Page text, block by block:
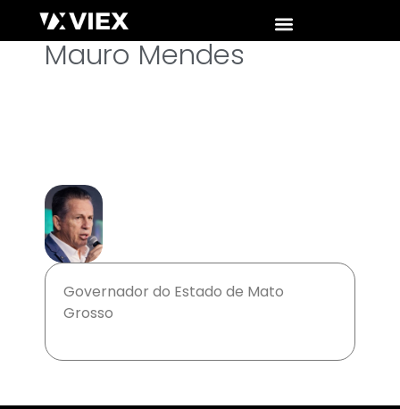
Mauro Mendes
Governador do Estado de Mato
Grosso